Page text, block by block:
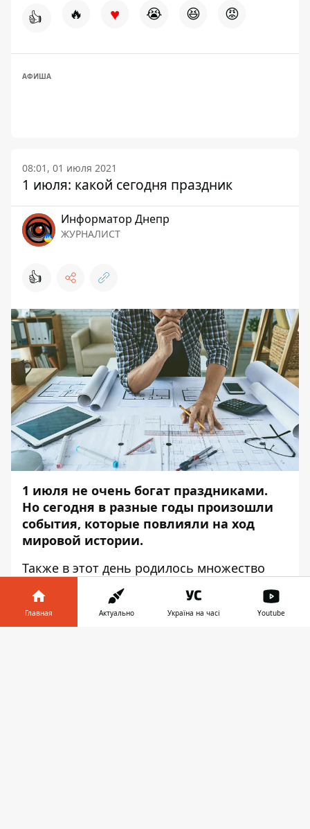
👍 🔥 ♥ 😭 😆 😡
АФИША
08:01, 01 июля 2021
1 июля: какой сегодня праздник
Информатор Днепр
ЖУРНАЛИСТ
👍
1 июля не очень богат праздниками.
Но сегодня в разные годы произошли
события, которые повлияли на ход
мировой истории.
Также в этот день родилось множество
известных людей.
интересные факты о сегодняшней дате.
Главная Актуально Україна на часі Youtube